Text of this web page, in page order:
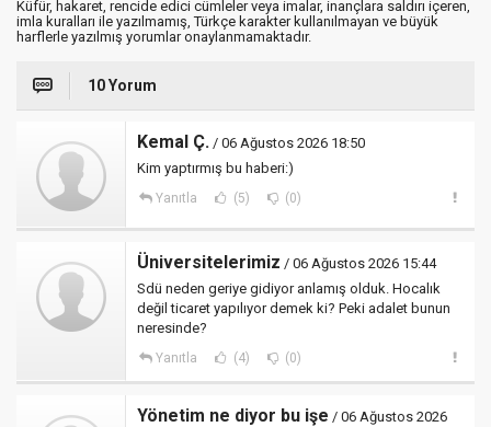
Küfür, hakaret, rencide edici cümleler veya imalar, inançlara saldırı içeren,
imla kuralları ile yazılmamış, Türkçe karakter kullanılmayan ve büyük
harflerle yazılmış yorumlar onaylanmamaktadır.
10 Yorum
Kemal Ç. / 06 Ağustos 2026 18:50
Kim yaptırmış bu haberi:)
Yanıtla (5) (0)
Üniversitelerimiz / 06 Ağustos 2026 15:44
Sdü neden geriye gidiyor anlamış olduk. Hocalık
değil ticaret yapılıyor demek ki? Peki adalet bunun
neresinde?
Yanıtla (4) (0)
Yönetim ne diyor bu işe / 06 Ağustos 2026